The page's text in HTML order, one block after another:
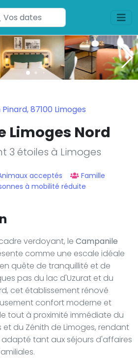
Saisissez
vos
dates
87100 Limoges
Limoges Nord
3 étoiles à Limoges
acceptés
Famille
à mobilité réduite
verdoyant, le Campanile
comme une escale idéale
quête de tranquillité et de
pas du lac d'Uzurat et du
cet établissement rénové
confort moderne et
tout à proximité immédiate du
et du Zénith de Limoges, rendant
tant aux séjours d'affaires